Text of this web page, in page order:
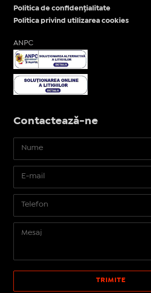
Politica de confidențialitate
Politica privind utilizarea cookies
ANPC
Contactează-ne